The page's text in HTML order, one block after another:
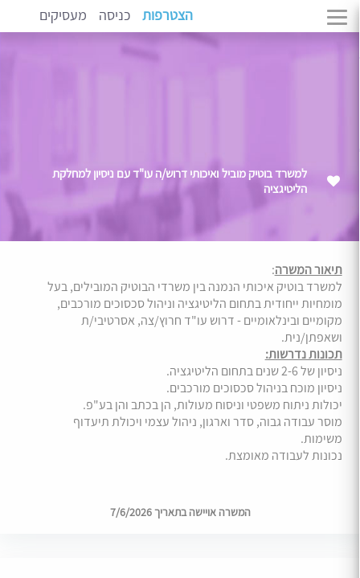
הצטרפות כניסה מעסיקים
למשרד בוטיק מוביל ואיכותי דרוש/ה עו"ד עם ניסיון למחלקת
הליטיגציה
תיאור המשרה:
למשרד בוטיק איכותי הנמנה בין משרדי הבוטיק המובילים, בעל
מומחיות ייחודית בתחום הליטיגציה וניהול סכסוכים מורכבים,
מקומיים ובינלאומיים - דרוש עו"ד חרוץ/צה, אסרטיבי/ת
ושאפתן/נית.
תכונות נדרשות:
ניסיון של 2-6 שנים בתחום הליטיגציה.
ניסיון מוכח בניהול סכסוכים מורכבים.
יכולות ניתוח משפטי וניסוח מעולות, הן בכתב והן בע"פ.
מוסר עבודה גבוה, סדר וארגון, ניהול עצמי ויכולת תיעדוף
משימות.
נכונות לעבודה מאומצת.
המשרה אויישה בתאריך 7/6/2026